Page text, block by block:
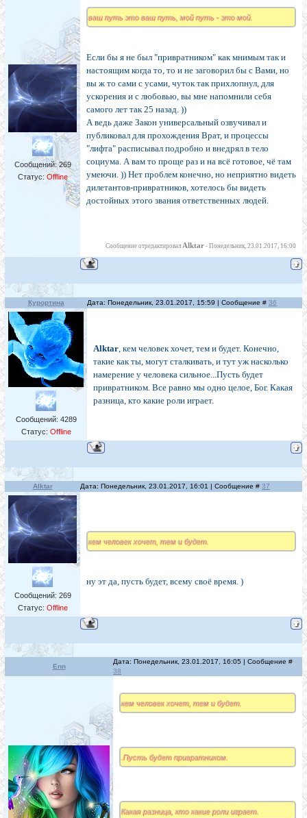
Сообщений:269
Статус: Offline
ваш путь это ваш путь, мой путь - это мой.
Если бы я не был "привратником" как мнимым так и
настоящим когда то, то и не заговорил бы с Вами, но
вы ж то сами с усами, чуток так прихлопнул, для
ускорения и с любовью, вы мне напомнили себя
самого лет так 25 назад. ))
А ведь даже Закон универсальный озвучивал и
публиковал для прохождения Врат, и процессы
"лифта" расписывал подробно и внедрял в тело
социума. А вам то проще раз и на всё готовое, чё там
умеючи. )) Нет проблем конечно, но неприятно видеть
дилетантов-привратников, хотелось бы видеть
достойных этого звания ответственных людей.
Сообщение отредактировал Alktar - Понедельник, 23.01.2017, 16:00
Курортина Дата: Понедельник, 23.01.2017, 15:59 | Сообщение # 36
Сообщений: 4289
Статус: Offline
Alktar, кем человек хочет, тем и будет. Конечно,
такие как ты, могут сталкивать, и тут уж насколько
намерение у человека сильное...Пусть будет
привратником. Все равно мы одно целое, Бог. Какая
разница, кто какие роли играет.
Alktar Дата: Понедельник, 23.01.2017, 16:01 | Сообщение # 37
Сообщений: 269
Статус: Offline
кем человек хочет, тем и будет.
ну эт да, пусть будет, всему своё время. )
Enn
Дата: Понедельник, 23.01.2017, 16:05 | Сообщение #
38
кем человек хочет, тем и будет.
.Пусть будет привратником.
Какая разница, кто какие роли играет.